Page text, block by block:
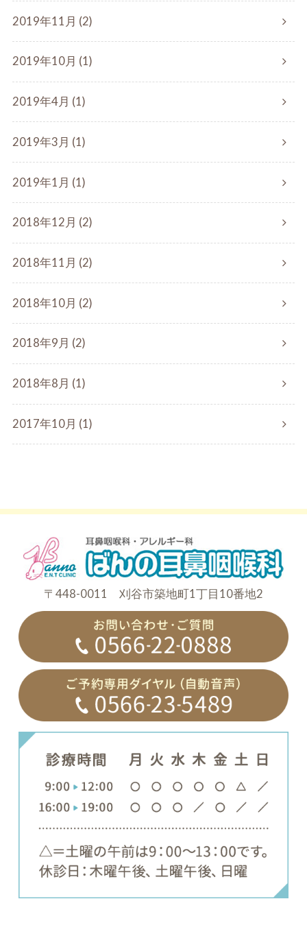
2019年11月 (2)
2019年10月 (1)
2019年4月 (1)
2019年3月 (1)
2019年1月 (1)
2018年12月 (2)
2018年11月 (2)
2018年10月 (2)
2018年9月 (2)
2018年8月 (1)
2017年10月 (1)
〒448-0011 刈谷市築地町1丁目10番地2